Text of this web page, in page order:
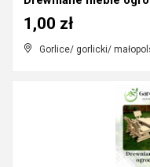
Gorlice/ gorlicki/
1,00 zł